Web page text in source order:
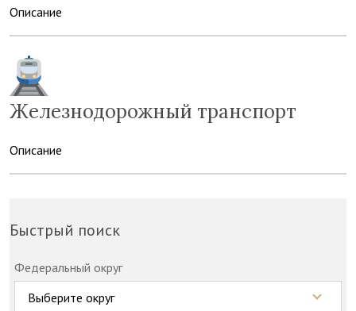
Описание
Железнодорожный транспорт
Описание
Быстрый поиск
Федеральный округ
Выберите округ